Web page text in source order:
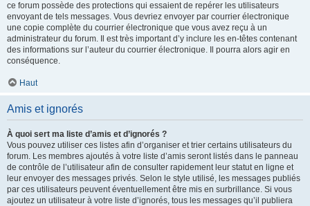
ce forum possède des protections qui essaient de repérer les utilisateurs
envoyant de tels messages. Vous devriez envoyer par courrier électronique
une copie complète du courrier électronique que vous avez reçu à un
administrateur du forum. Il est très important d’y inclure les en-têtes contenant
des informations sur l’auteur du courrier électronique. Il pourra alors agir en
conséquence.
Haut
Amis et ignorés
À quoi sert ma liste d’amis et d’ignorés ?
Vous pouvez utiliser ces listes afin d’organiser et trier certains utilisateurs du
forum. Les membres ajoutés à votre liste d’amis seront listés dans le panneau
de contrôle de l’utilisateur afin de consulter rapidement leur statut en ligne et
leur envoyer des messages privés. Selon le style utilisé, les messages publiés
par ces utilisateurs peuvent éventuellement être mis en surbrillance. Si vous
ajoutez un utilisateur à votre liste d’ignorés, tous les messages qu’il publiera